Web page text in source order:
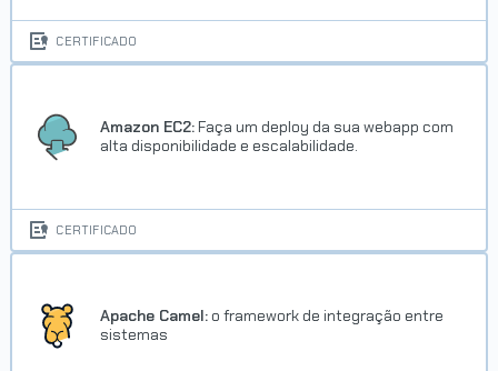
CERTIFICADO
Amazon EC2: Faça um deploy da sua webapp com
alta disponibilidade e escalabilidade.
CERTIFICADO
Apache Camel: o framework de integração entre
sistemas